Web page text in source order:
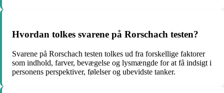
Hvordan tolkes svarene på Rorschach testen?
Svarene på Rorschach testen tolkes ud fra forskellige faktorer
som indhold, farver, bevægelse og lysmængde for at få indsigt i
personens perspektiver, følelser og ubevidste tanker.